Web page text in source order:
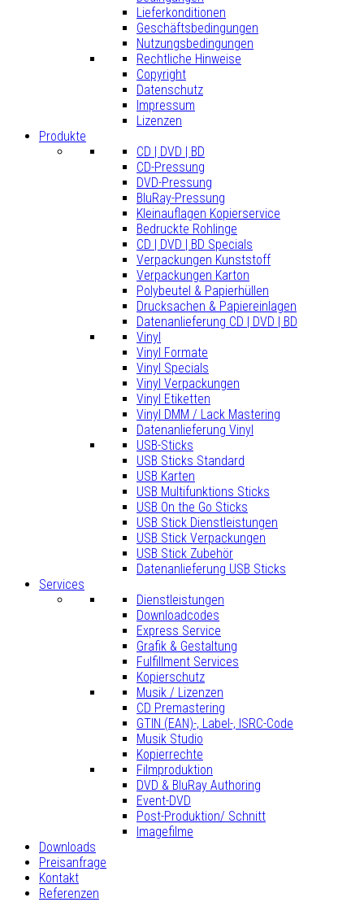
Lieferkonditionen
Geschäftsbedingungen
Nutzungsbedingungen
Rechtliche Hinweise
Copyright
Datenschutz
Impressum
Lizenzen
Produkte
CD | DVD | BD
CD-Pressung
DVD-Pressung
BluRay-Pressung
Kleinauflagen Kopierservice
Bedruckte Rohlinge
CD | DVD | BD Specials
Verpackungen Kunststoff
Verpackungen Karton
Polybeutel & Papierhüllen
Drucksachen & Papiereinlagen
Datenanlieferung CD | DVD | BD
Vinyl
Vinyl Formate
Vinyl Specials
Vinyl Verpackungen
Vinyl Etiketten
Vinyl DMM / Lack Mastering
Datenanlieferung Vinyl
USB-Sticks
USB Sticks Standard
USB Karten
USB Multifunktions Sticks
USB On the Go Sticks
USB Stick Dienstleistungen
USB Stick Verpackungen
USB Stick Zubehör
Datenanlieferung USB Sticks
Services
Dienstleistungen
Downloadcodes
Express Service
Grafik & Gestaltung
Fulfillment Services
Kopierschutz
Musik / Lizenzen
CD Premastering
GTIN (EAN)-, Label-, ISRC-Code
Musik Studio
Kopierrechte
Filmproduktion
DVD & BluRay Authoring
Event-DVD
Post-Produktion/ Schnitt
Imagefilme
Downloads
Preisanfrage
Kontakt
Referenzen